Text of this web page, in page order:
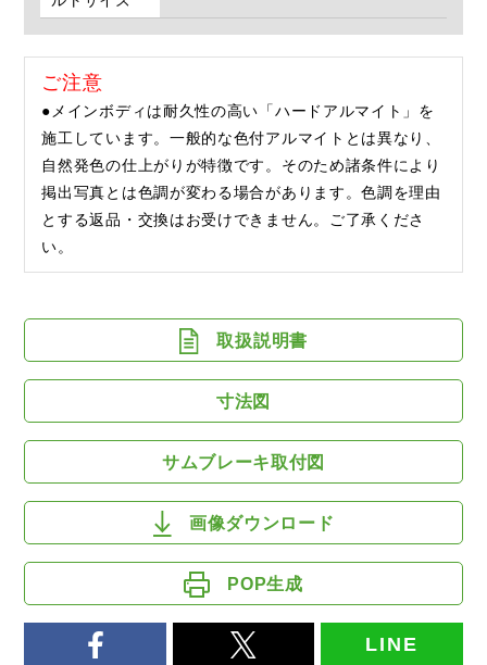
ご注意
●メインボディは耐久性の高い「ハードアルマイト」を
施工しています。一般的な色付アルマイトとは異なり、
自然発色の仕上がりが特徴です。そのため諸条件により
掲出写真とは色調が変わる場合があります。色調を理由
とする返品・交換はお受けできません。ご了承くださ
い。
取扱説明書
寸法図
サムブレーキ取付図
画像ダウンロード
POP生成
LINE